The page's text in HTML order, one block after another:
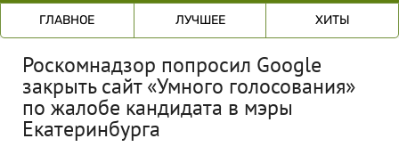
ГЛАВНОЕ ЛУЧШЕЕ ХИТЫ
Роскомнадзор попросил Google
закрыть сайт «Умного голосования»
по жалобе кандидата в мэры
Екатеринбурга